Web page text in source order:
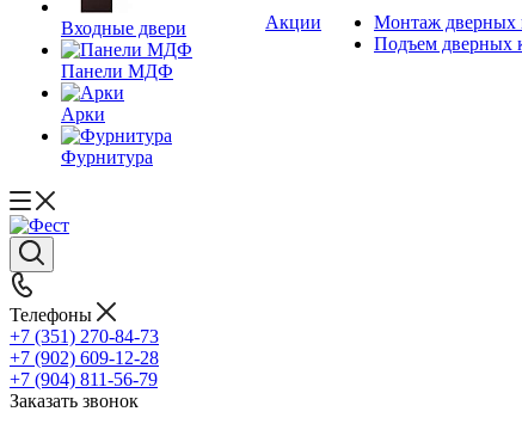
Входные двери
Панели МДФ
Арки
Фурнитура
Акции
Монтаж дверных
Подъем дверных
Телефоны
+7 (351) 270-84-73
+7 (902) 609-12-28
+7 (904) 811-56-79
Заказать звонок